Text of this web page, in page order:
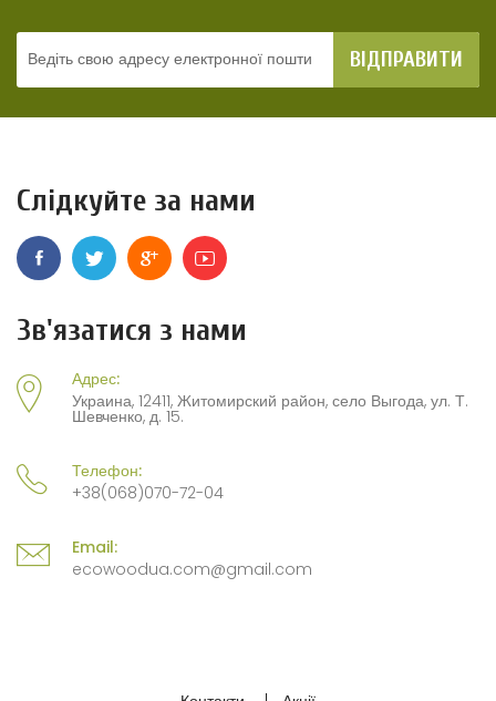
ВІДПРАВИТИ
Слідкуйте за нами
Зв'язатися з нами
Адрес:
Украина, 12411, Житомирский район, село Выгода, ул. Т.
Шевченко, д. 15.
Телефон:
+38(068)070-72-04
Email:
ecowoodua.com@gmail.com